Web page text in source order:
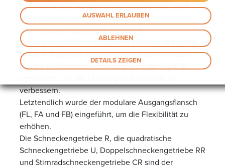
AUSWAHL ERLAUBEN
ABLEHNEN
DETAILS ZEIGEN
Die Überarbeitung unseres Kernproduktes bietet
viele wesentlichen Innovationen: alle
Aluminiumkomponenten werden im
Druckgussverfahren hergestellt (Größen 28 bis 110),
um den Biegewiderstandsfähigkeit zu verbessern.
Für die Evolventenverzahnung wird das Profil ZI
verbessern.
Letztendlich wurde der modulare Ausgangsflansch
(FL, FA und FB) eingeführt, um die Flexibilität zu
erhöhen.
Die Schneckengetriebe R, die quadratische
Schneckengetriebe U, Doppelschneckengetriebe RR
und Stirnradschneckengetriebe CR sind der